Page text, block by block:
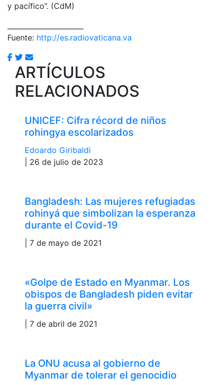
y pacífico”. (CdM)
Fuente: http://es.radiovaticana.va
ARTÍCULOS
RELACIONADOS
UNICEF: Cifra récord de niños
rohingya escolarizados
Edoardo Giribaldi
| 26 de julio de 2023
Bangladesh: Las mujeres refugiadas
rohinyá que simbolizan la esperanza
durante el Covid-19
| 7 de mayo de 2021
«Golpe de Estado en Myanmar. Los
obispos de Bangladesh piden evitar
la guerra civil»
| 7 de abril de 2021
La ONU acusa al gobierno de
Myanmar de tolerar el genocidio